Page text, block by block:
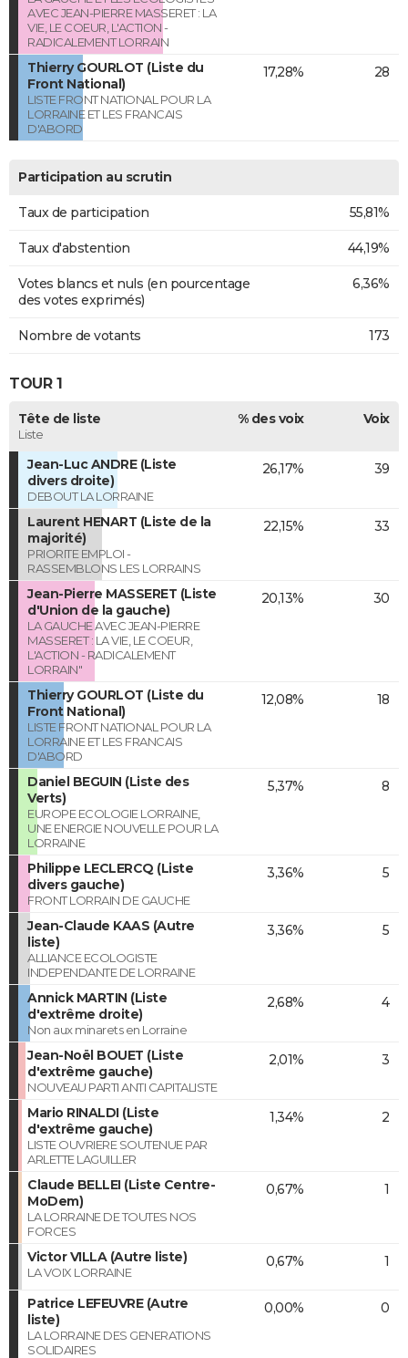
AVEC JEAN-PIERRE MASSERET : LA
VIE, LE COEUR, L'ACTION -
RADICALEMENT LORRAIN
Thierry GOURLOT (Liste du
Front National)
LISTE FRONT NATIONAL POUR LA
LORRAINE ET LES FRANCAIS
D'ABORD
17,28% 28
Participation au scrutin
Taux de participation 55,81%
Taux d'abstention 44,19%
Votes blancs et nuls (en pourcentage
des votes exprimés)
6,36%
Nombre de votants 173
TOUR 1
Tête de liste
Liste
% des voix Voix
Jean-Luc ANDRE (Liste
divers droite)
DEBOUT LA LORRAINE
26,17% 39
Laurent HENART (Liste de la
majorité)
PRIORITE EMPLOI -
RASSEMBLONS LES LORRAINS
22,15% 33
Jean-Pierre MASSERET (Liste
d'Union de la gauche)
LA GAUCHE AVEC JEAN-PIERRE
MASSERET : LA VIE, LE COEUR,
L'ACTION - RADICALEMENT
LORRAIN"
20,13% 30
Thierry GOURLOT (Liste du
Front National)
LISTE FRONT NATIONAL POUR LA
LORRAINE ET LES FRANCAIS
D'ABORD
12,08% 18
Daniel BEGUIN (Liste des
Verts)
EUROPE ECOLOGIE LORRAINE,
UNE ENERGIE NOUVELLE POUR LA
LORRAINE
5,37% 8
Philippe LECLERCQ (Liste
divers gauche)
FRONT LORRAIN DE GAUCHE
3,36% 5
Jean-Claude KAAS (Autre
liste)
ALLIANCE ECOLOGISTE
INDEPENDANTE DE LORRAINE
3,36% 5
Annick MARTIN (Liste
d'extrême droite)
Non aux minarets en Lorraine
2,68% 4
Jean-Noël BOUET (Liste
d'extrême gauche)
NOUVEAU PARTI ANTI CAPITALISTE
2,01% 3
Mario RINALDI (Liste
d'extrême gauche)
LISTE OUVRIERE SOUTENUE PAR
ARLETTE LAGUILLER
1,34% 2
Claude BELLEI (Liste Centre-
MoDem)
LA LORRAINE DE TOUTES NOS
FORCES
0,67% 1
Victor VILLA (Autre liste)
LA VOIX LORRAINE
0,67% 1
Patrice LEFEUVRE (Autre
liste)
LA LORRAINE DES GENERATIONS
SOLIDAIRES
0,00% 0